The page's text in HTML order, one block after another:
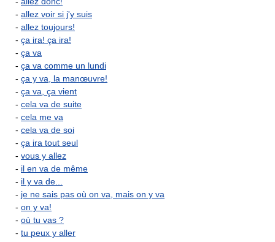
- allez voir si j'y suis
- allez toujours!
- ça ira! ça ira!
- ça va
- ça va comme un lundi
- ça y va, la manœuvre!
- ça va, ça vient
- cela va de suite
- cela me va
- cela va de soi
- ça ira tout seul
- vous y allez
- il en va de même
- il y va de...
- je ne sais pas où on va, mais on y va
- on y va!
- où tu vas ?
- tu peux y aller